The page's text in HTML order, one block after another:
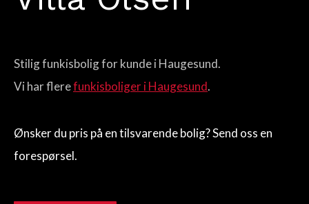
Stilig funkisbolig for kunde i Haugesund.
Vi har flerefunkisboliger i Haugesund.
Ønsker du pris på en tilsvarende bolig? Send oss en
forespørsel.